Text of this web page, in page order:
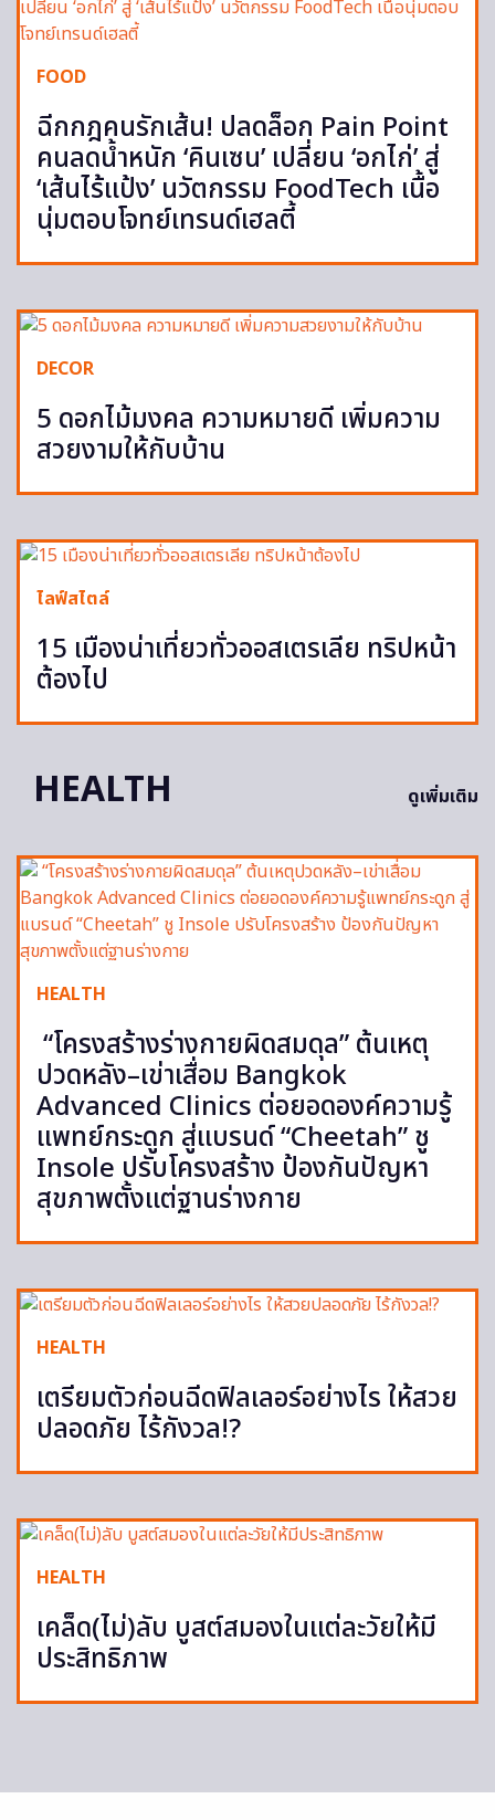
FOOD
ฉีกกฎคนรักเส้น! ปลดล็อก Pain Point
คนลดน้ำหนัก ‘คินเซน’ เปลี่ยน ‘อกไก่’ สู่
‘เส้นไร้แป้ง’ นวัตกรรม FoodTech เนื้อ
นุ่มตอบโจทย์เทรนด์เฮลตี้
DECOR
5 ดอกไม้มงคล ความหมายดี เพิ่มความ
สวยงามให้กับบ้าน
ไลฟ์สไตล์
15 เมืองน่าเที่ยวทั่วออสเตรเลีย ทริปหน้า
ต้องไป
HEALTH ดูเพิ่มเติม
HEALTH
“โครงสร้างร่างกายผิดสมดุล” ต้นเหตุ
ปวดหลัง–เข่าเสื่อม Bangkok
Advanced Clinics ต่อยอดองค์ความรู้
แพทย์กระดูก สู่แบรนด์ “Cheetah” ชู
Insole ปรับโครงสร้าง ป้องกันปัญหา
สุขภาพตั้งแต่ฐานร่างกาย
HEALTH
เตรียมตัวก่อนฉีดฟิลเลอร์อย่างไร ให้สวย
ปลอดภัย ไร้กังวล!?
HEALTH
เคล็ด(ไม่)ลับ บูสต์สมองในแต่ละวัยให้มี
ประสิทธิภาพ